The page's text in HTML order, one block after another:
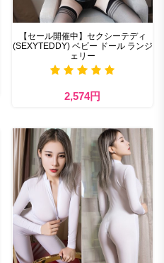
【セール開催中】セクシーテディ
(SEXYTEDDY) ベビー ドール ランジ
ェリー
2,574円